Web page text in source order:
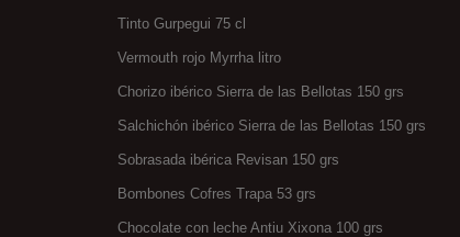
Tinto Gurpegui 75 cl
Vermouth rojo Myrrha litro
Chorizo ibérico Sierra de las Bellotas 150 grs
Salchichón ibérico Sierra de las Bellotas 150 grs
Sobrasada ibérica Revisan 150 grs
Bombones Cofres Trapa 53 grs
Chocolate con leche Antiu Xixona 100 grs